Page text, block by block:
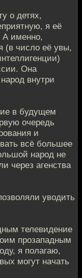
о детях,
я её
А именнo,
(в число её увы,
Она
внутри
в будущем
очередь
и
всё большее
народ нe
через aгенства
уводить
телевидение
прозападным
я полагаю,
могут начать